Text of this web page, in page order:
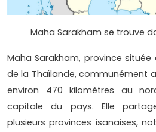
Maha Sarakham se trouve
Maha Sarakham, province
de la Thaïlande, communément
environ 470 kilomètres au
capitale du pays. Elle
plusieurs provinces isanaises,